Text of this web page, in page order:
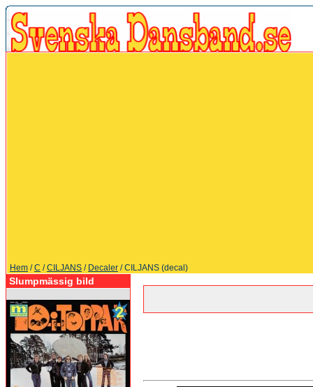
Hem /C /CILJANS / Decaler / CILJANS (decal)
Slumpmässig bild